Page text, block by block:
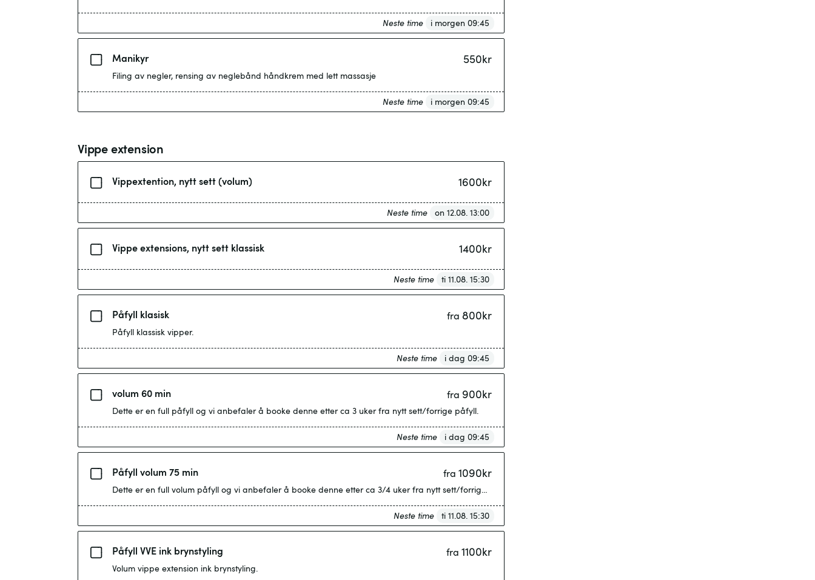
Neste time i morgen 09:45
Manikyr 550kr
Filing av negler, rensing av neglebånd håndkrem med lett massasje
Neste time i morgen 09:45
Vippe extension
Vippextention, nytt sett (volum) 1600kr
Neste time on 12.08. 13:00
Vippe extensions, nytt sett klassisk 1400kr
Neste time ti 11.08. 15:30
Påfyll klasisk fra 800kr
Påfyll klassisk vipper.
Neste time i dag 09:45
volum 60 min fra 900kr
Dette er en full påfyll og vi anbefaler å booke denne etter ca 3 uker fra nytt sett/forrige påfyll.
Neste time i dag 09:45
Påfyll volum 75 min fra 1090kr
Dette er en full volum påfyll og vi anbefaler å booke denne etter ca 3/4 uker fra nytt sett/forrige påfyll
Neste time ti 11.08. 15:30
Påfyll VVE ink brynstyling fra 1100kr
Volum vippe extension ink brynstyling.